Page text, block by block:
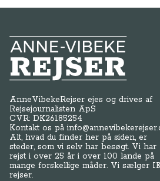
Anne-Vibeke Rejser
AnneVibekeRejser ejes og drives af
Rejsejournalisten ApS
CVR: DK26185254
Kontakt os på
Alt, hvad du finder her på siden, er
steder, som vi selv har besøgt. Vi har
rejst i over 25 år i over 100 lande på
mange forskellige måder. Vi sælger
rejser.